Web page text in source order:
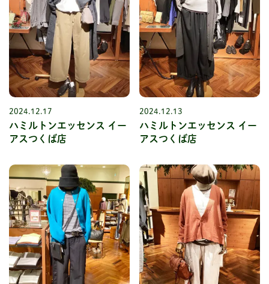
2024.12.17
ハミルトンエッセンス イー
アスつくば店
2024.12.13
ハミルトンエッセンス イー
アスつくば店